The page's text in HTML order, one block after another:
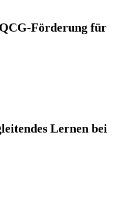
Förderung für
Lernen bei